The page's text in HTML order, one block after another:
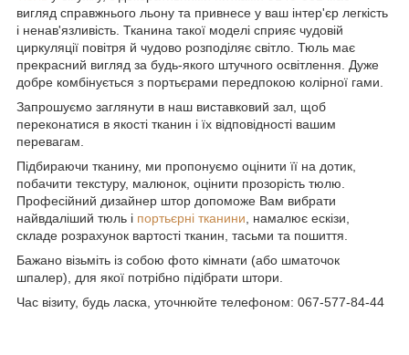
вигляд справжнього льону та привнесе у ваш інтер'єр легкість
і ненав'язливість. Тканина такої моделі сприяє чудовій
циркуляції повітря й чудово розподіляє світло. Тюль має
прекрасний вигляд за будь-якого штучного освітлення. Дуже
добре комбінується з портьєрами передпокою колірної гами.
Запрошуємо заглянути в наш виставковий зал, щоб
переконатися в якості тканин і їх відповідності вашим
перевагам.
Підбираючи тканину, ми пропонуємо оцінити її на дотик,
побачити текстуру, малюнок, оцінити прозорість тюлю.
Професійний дизайнер штор допоможе Вам вибрати
найвдаліший тюль і портьєрні тканини, намалює ескізи,
складе розрахунок вартості тканин, тасьми та пошиття.
Бажано візьміть із собою фото кімнати (або шматочок
шпалер), для якої потрібно підібрати штори.
Час візиту, будь ласка, уточнюйте телефоном: 067-577-84-44